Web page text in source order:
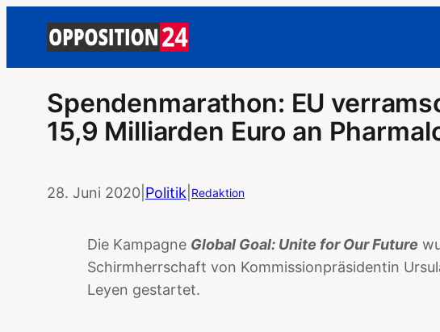
Spendenmarathon: EU
15,9 Milliarden Euro an
28. Juni 2020 Politik Redaktion
Die Kampagne Global Goal: Unite for Our Future
Schirmherrschaft von Kommissionpräsidentin
Leyen gestartet.